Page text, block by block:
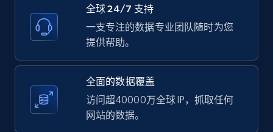
11.3K+ 1.5K+ 注册使用
LinkedIn posts - Discover user's articles by
URL
URL, ID, User id, Use url, Title, Headline, Post
全球 24/7 支持
一支专注的数据专业团队随时为您
提供帮助。
全面的数据覆盖
访问超40000万全球 IP，抓取任何
网站的数据。